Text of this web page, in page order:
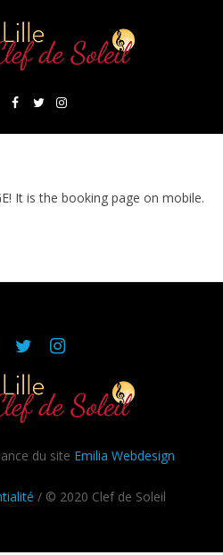
It is the booking page on mobile.
du site Emilia Webdesign
/ © 2020 Clef de Soleil